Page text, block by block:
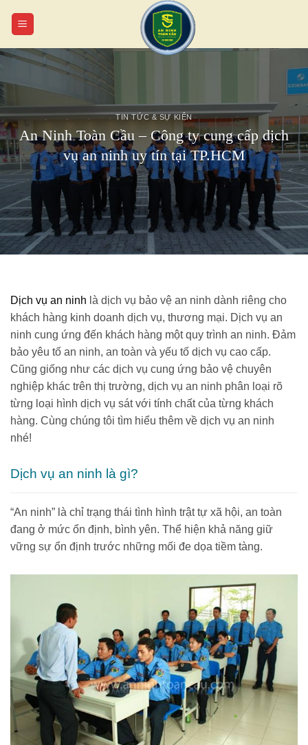
đến
dung
TIN TỨC & SỰ KIỆN
An Ninh Toàn Cầu – Công ty cung cấp dịch
vụ an ninh uy tín tại TP.HCM
Dịch vụ an ninh là dịch vụ bảo vệ an ninh dành riêng cho
khách hàng kinh doanh dịch vụ, thương mại. Dịch vụ an
ninh cung ứng đến khách hàng một quy trình an ninh. Đảm
bảo yêu tố an ninh, an toàn và yếu tố dịch vụ cao cấp.
Cũng giống như các dịch vụ cung ứng bảo vệ chuyên
nghiệp khác trên thị trường, dịch vụ an ninh phân loại rõ
từng loại hình dịch vụ sát với tính chất của từng khách
hàng. Cùng chúng tôi tìm hiểu thêm về dịch vụ an ninh
nhé!
Dịch vụ an ninh là gì?
“An ninh” là chỉ trạng thái tình hình trật tự xã hội, an toàn
đang ở mức ổn định, bình yên. Thể hiện khả năng giữ
vững sự ổn định trước những mối đe dọa tiềm tàng.